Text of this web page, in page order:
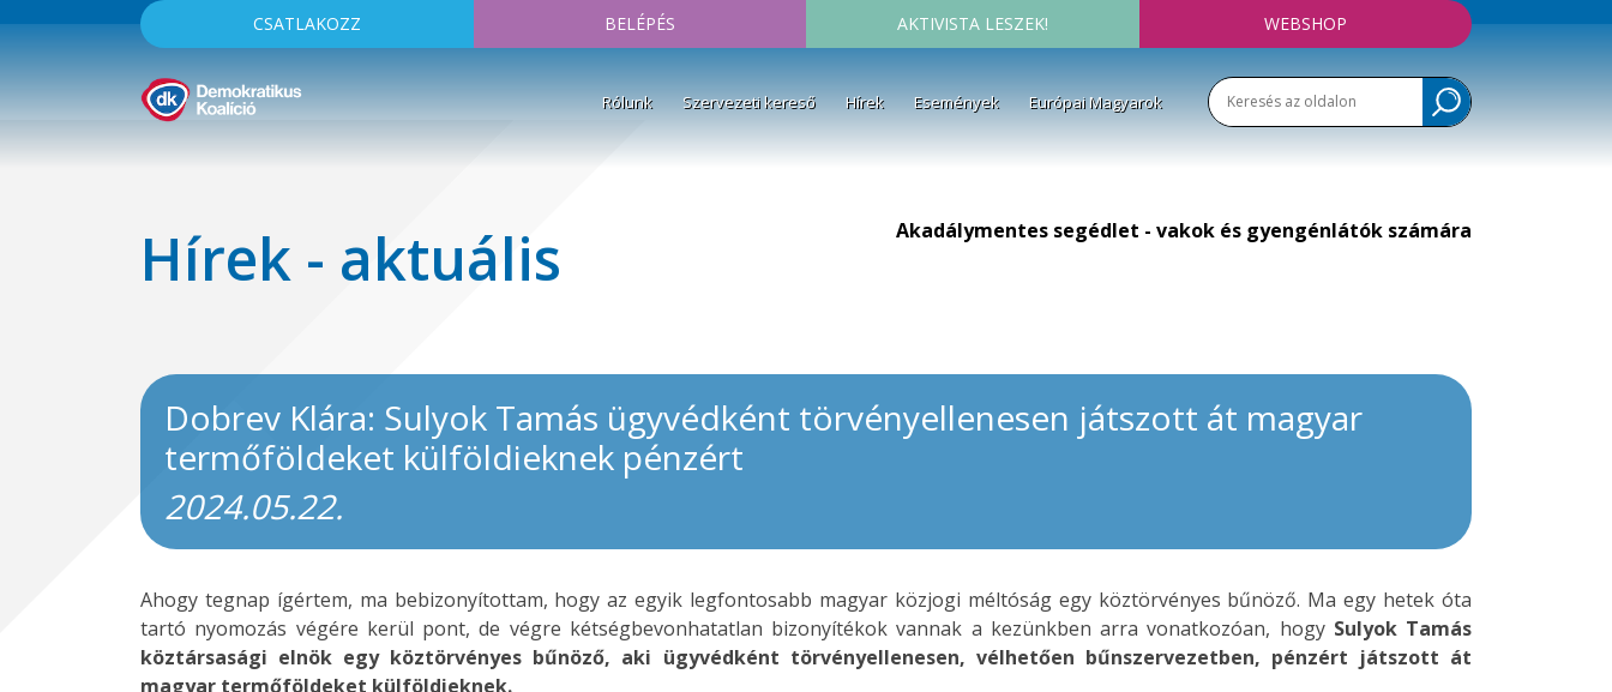
CSATLAKOZZ BELÉPÉS AKTIVISTA LESZEK! WEBSHOP
Rólunk Szervezeti kereső Hírek Események Európai Magyarok
Hírek - aktuális Akadálymentes segédlet - vakok és gyengénlátók számára
Dobrev Klára: Sulyok Tamás ügyvédként törvényellenesen játszott át magyar
termőföldeket külföldieknek pénzért
2024.05.22.
Ahogy tegnap ígértem, ma bebizonyítottam, hogy az egyik legfontosabb magyar közjogi méltóság egy köztörvényes bűnöző. Ma egy hetek óta
tartó nyomozás végére kerül pont, de végre kétségbevonhatatlan bizonyítékok vannak a kezünkben arra vonatkozóan, hogy Sulyok Tamás
köztársasági elnök egy köztörvényes bűnöző, aki ügyvédként törvényellenesen, vélhetően bűnszervezetben, pénzért játszott át
magyar termőföldeket külföldieknek.